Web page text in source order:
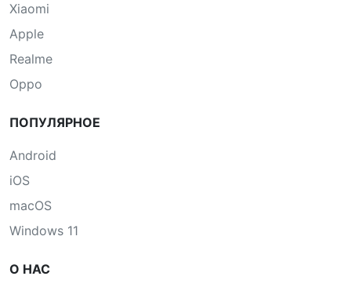
Xiaomi
Apple
Realme
Oppo
ПОПУЛЯРНОЕ
Android
iOS
macOS
Windows 11
О НАС